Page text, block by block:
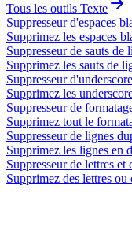
Tous les outils Texte
Suppresseur d'espaces
Supprimez les espaces
Suppresseur de sauts de
Supprimez les sauts de
Suppresseur
Supprimez les
Suppresseur de
Supprimez tout le
Suppresseur de lignes
Supprimez les lignes en
Suppresseur de lettres et
Supprimez des lettres ou